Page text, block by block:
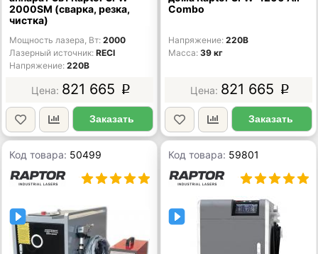
2000SM (сварка, резка,
чистка)
Мощность лазера, Вт 2000
Лазерный источник RECI
Напряжение 220В
821 665 p
Заказать
Combo
Напряжение 220В
Масса 39 кг
821 665 p
Заказать
Код товара: 50499 Код товара: 59801